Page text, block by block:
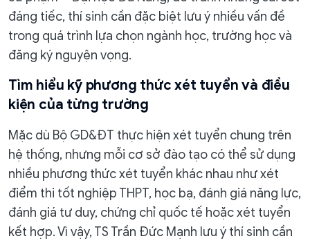
đáng tiếc, thí sinh cần đặc biệt lưu ý nhiều vấn đề
trong quá trình lựa chọn ngành học, trường học và
đăng ký nguyện vọng.
Tìm hiểu kỹ phương thức xét tuyển và điều
kiện của từng trường
Mặc dù Bộ GD&ĐT thực hiện xét tuyển chung trên
hệ thống, nhưng mỗi cơ sở đào tạo có thể sử dụng
nhiều phương thức xét tuyển khác nhau như xét
điểm thi tốt nghiệp THPT, học bạ, đánh giá năng lực,
đánh giá tư duy, chứng chỉ quốc tế hoặc xét tuyển
kết hợp. Vì vậy, TS Trần Đức Mạnh lưu ý thí sinh cần